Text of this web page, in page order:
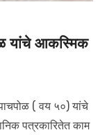
यांचे आकस्मिक
( वय ५०) यांचे
पत्रकारितेत काम